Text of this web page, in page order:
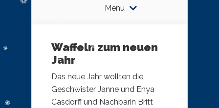
Menü
Waffeln zum neuen
Jahr
Das neue Jahr wollten die
Geschwister Janne und Enya
Casdorff und Nachbarin Britt